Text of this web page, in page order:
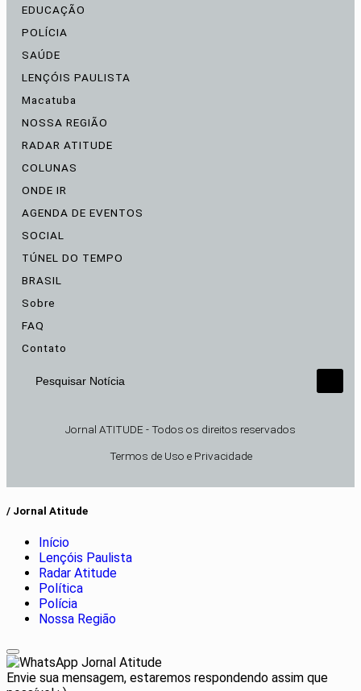
EDUCAÇÃO
POLÍCIA
SAÚDE
LENÇÓIS PAULISTA
Macatuba
NOSSA REGIÃO
RADAR ATITUDE
COLUNAS
ONDE IR
AGENDA DE EVENTOS
SOCIAL
TÚNEL DO TEMPO
BRASIL
Sobre
FAQ
Contato
Pesquisar Notícia
Jornal ATITUDE - Todos os direitos reservados
Termos de Uso e Privacidade
/ Jornal Atitude
Início
Lençóis Paulista
Radar Atitude
Política
Polícia
Nossa Região
Jornal Atitude
Envie sua mensagem, estaremos respondendo assim que